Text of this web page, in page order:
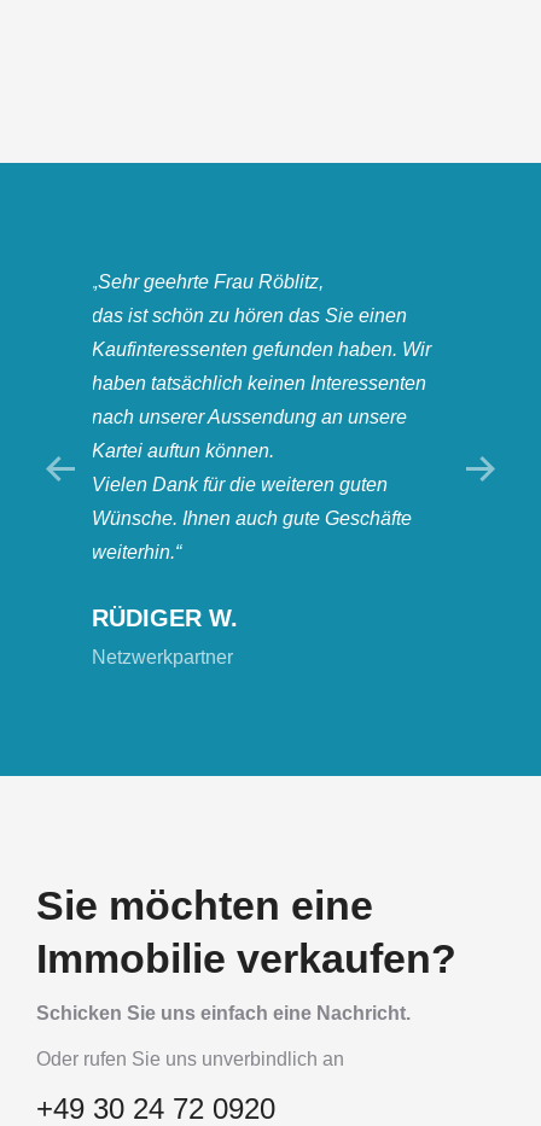
RÜDIGER W.
Netzwerkpartner
„Sehr geehrte Frau Röblitz,
das ist schön zu hören das Sie einen
Kaufinteressenten gefunden haben. Wir
haben tatsächlich keinen Interessenten
nach unserer Aussendung an unsere
Kartei auftun können.
Vielen Dank für die weiteren guten
Wünsche. Ihnen auch gute Geschäfte
weiterhin.“
Sie möchten eine
Immobilie verkaufen?
Schicken Sie uns einfach eine Nachricht.
Oder rufen Sie uns unverbindlich an
+49 30 24 72 0920